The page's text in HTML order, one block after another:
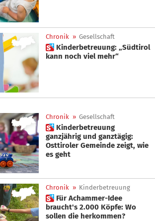
Chronik » Gesellschaft
 Kinderbetreuung: „Südtirol
kann noch viel mehr“
Chronik » Gesellschaft
 Kinderbetreuung
ganzjährig und ganztägig:
Osttiroler Gemeinde zeigt, wie
es geht
Chronik » Kinderbetreuung
 Für Achammer-Idee
braucht's 2.000 Köpfe: Wo
sollen die herkommen?